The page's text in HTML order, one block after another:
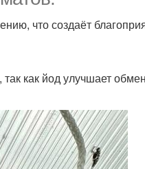
что создаёт
как йод улучшает